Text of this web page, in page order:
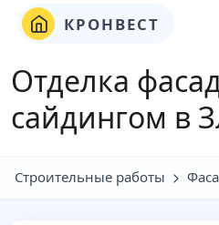
КРОНВЕСТ
Отделка
сайдингом в
Строительные работы